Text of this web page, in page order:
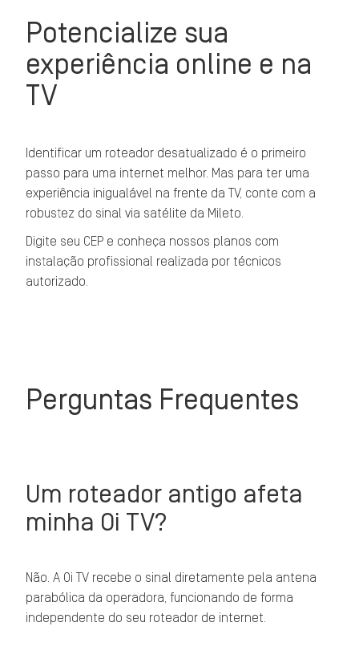
Potencialize sua
experiência online e na
TV
Identificar um roteador desatualizado é o primeiro
passo para uma internet melhor. Mas para ter uma
experiência inigualável na frente da TV, conte com a
robustez do sinal via satélite da Mileto.
Digite seu CEP e conheça nossos planos com
instalação profissional realizada por técnicos
autorizado.
Perguntas Frequentes
Um roteador antigo afeta
minha Oi TV?
Não. A Oi TV recebe o sinal diretamente pela antena
parabólica da operadora, funcionando de forma
independente do seu roteador de internet.